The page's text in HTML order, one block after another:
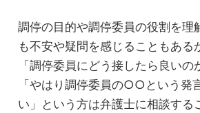
調停の目的や調停委員の役割を理
も不安や疑問を感じることもある
「調停委員にどう接したら良いの
「やはり調停委員の○○という発
い」という方は弁護士に相談する